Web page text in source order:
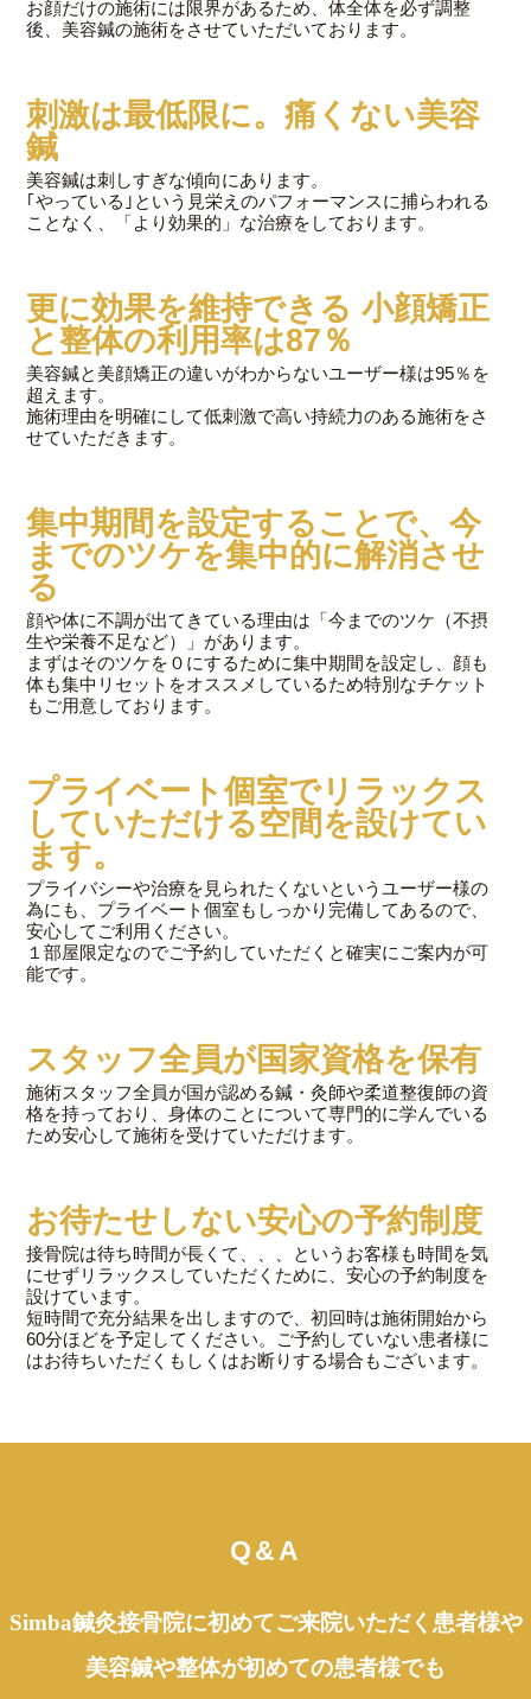
お顔だけの施術には限界があるため、体全体を必ず調整
後、美容鍼の施術をさせていただいております。
刺激は最低限に。痛くない美容
鍼
美容鍼は刺しすぎな傾向にあります。
｢やっている｣という見栄えのパフォーマンスに捕らわれる
ことなく、「より効果的」な治療をしております。
更に効果を維持できる 小顔矯正
と整体の利用率は87％
美容鍼と美顔矯正の違いがわからないユーザー様は95％を
超えます。
施術理由を明確にして低刺激で高い持続力のある施術をさ
せていただきます。
集中期間を設定することで、今
までのツケを集中的に解消させ
る
顔や体に不調が出てきている理由は「今までのツケ（不摂
生や栄養不足など）」があります。
まずはそのツケを０にするために集中期間を設定し、顔も
体も集中リセットをオススメしているため特別なチケット
もご用意しております。
プライベート個室でリラックス
していただける空間を設けてい
ます。
プライバシーや治療を見られたくないというユーザー様の
為にも、プライベート個室もしっかり完備してあるので、
安心してご利用ください。
１部屋限定なのでご予約していただくと確実にご案内が可
能です。
スタッフ全員が国家資格を保有
施術スタッフ全員が国が認める鍼・灸師や柔道整復師の資
格を持っており、身体のことについて専門的に学んでいる
ため安心して施術を受けていただけます。
お待たせしない安心の予約制度
接骨院は待ち時間が長くて、、、というお客様も時間を気
にせずリラックスしていただくために、安心の予約制度を
設けています。
短時間で充分結果を出しますので、初回時は施術開始から
60分ほどを予定してください。ご予約していない患者様に
はお待ちいただくもしくはお断りする場合もございます。
Q&A
Simba鍼灸接骨院に初めてご来院いただく患者様や
美容鍼や整体が初めての患者様でも